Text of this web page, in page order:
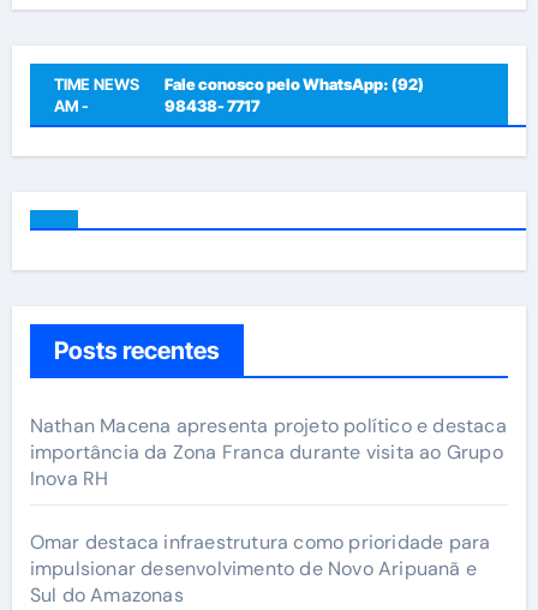
TIME NEWS
AM -
Fale conosco pelo WhatsApp: (92)
98438- 7717
Posts recentes
Nathan Macena apresenta projeto político e destaca
importância da Zona Franca durante visita ao Grupo
Inova RH
Omar destaca infraestrutura como prioridade para
impulsionar desenvolvimento de Novo Aripuanã e
Sul do Amazonas